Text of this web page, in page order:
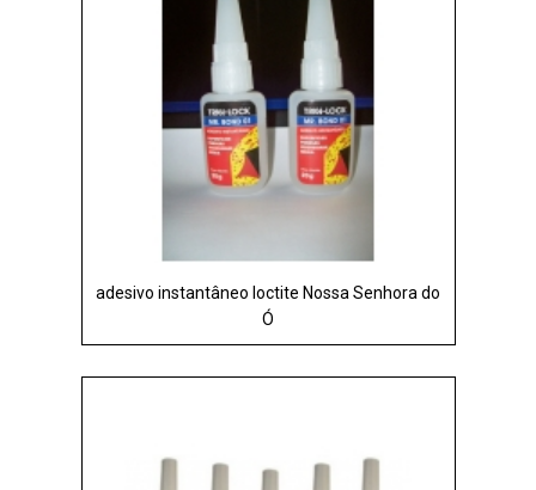
adesivo instantâneo loctite Nossa Senhora do
Ó